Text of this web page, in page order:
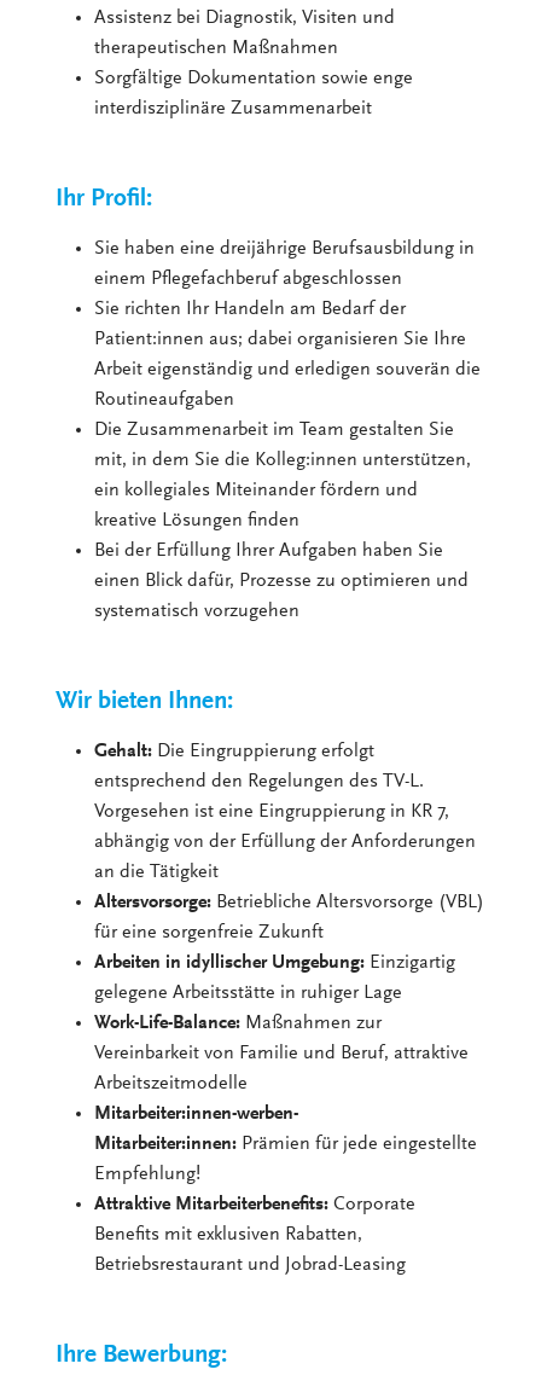
Assistenz bei Diagnostik, Visiten und
therapeutischen Maßnahmen
Sorgfältige Dokumentation sowie enge
interdisziplinäre Zusammenarbeit
Ihr Profil:
Sie haben eine dreijährige Berufsausbildung in
einem Pflegefachberuf abgeschlossen
Sie richten Ihr Handeln am Bedarf der
Patient:innen aus; dabei organisieren Sie Ihre
Arbeit eigenständig und erledigen souverän die
Routineaufgaben
Die Zusammenarbeit im Team gestalten Sie
mit, in dem Sie die Kolleg:innen unterstützen,
ein kollegiales Miteinander fördern und
kreative Lösungen finden
Bei der Erfüllung Ihrer Aufgaben haben Sie
einen Blick dafür, Prozesse zu optimieren und
systematisch vorzugehen
Wir bieten Ihnen:
Gehalt: Die Eingruppierung erfolgt
entsprechend den Regelungen des TV-L.
Vorgesehen ist eine Eingruppierung in KR 7,
abhängig von der Erfüllung der Anforderungen
an die Tätigkeit
Altersvorsorge: Betriebliche Altersvorsorge (VBL)
für eine sorgenfreie Zukunft
Arbeiten in idyllischer Umgebung: Einzigartig
gelegene Arbeitsstätte in ruhiger Lage
Work-Life-Balance: Maßnahmen zur
Vereinbarkeit von Familie und Beruf, attraktive
Arbeitszeitmodelle
Mitarbeiter:innen-werben-
Mitarbeiter:innen: Prämien für jede eingestellte
Empfehlung!
Attraktive Mitarbeiterbenefits:Corporate
Benefits mit exklusiven Rabatten,
Betriebsrestaurant und Jobrad-Leasing
Ihre Bewerbung: